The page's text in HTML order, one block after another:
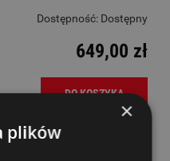
Dostępność: Dostępny
649,00 zł
DO KOSZYKA
×
plików